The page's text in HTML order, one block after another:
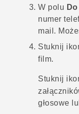
W polu Do
numer
mail.
Stuknij
film.
Stuknij
głosowe